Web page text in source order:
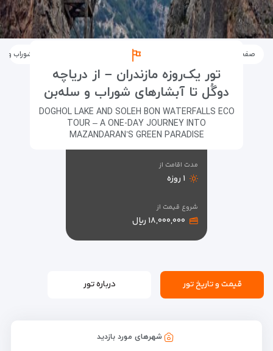
صفحه اصلی تورهای داخلی از دریاچه دوگَل تا آبشارهای شوراب و
تور یک‌روزه مازندران – از دریاچه
دوگُل تا آبشارهای شوراب و سله‌بن
DOGHOL LAKE AND SOLEH BON WATERFALLS ECO
TOUR – A ONE-DAY JOURNEY INTO
MAZANDARAN’S GREEN PARADISE
مدت اقامت از
۱ روزه
شروع قیمت از
۱۸,۰۰۰,۰۰۰ ریال
قیمت و تاریخ تور درباره تور
شهرهای مورد بازدید